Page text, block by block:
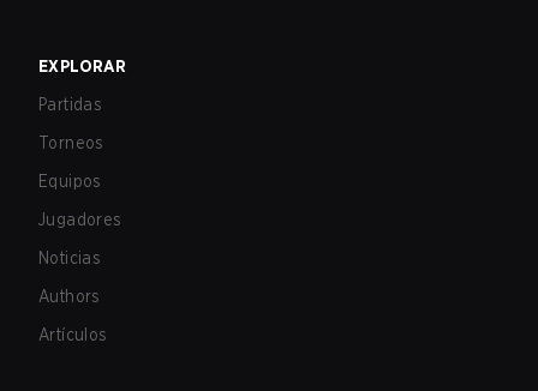
EXPLORAR
Partidas
Torneos
Equipos
Jugadores
Noticias
Authors
Artículos